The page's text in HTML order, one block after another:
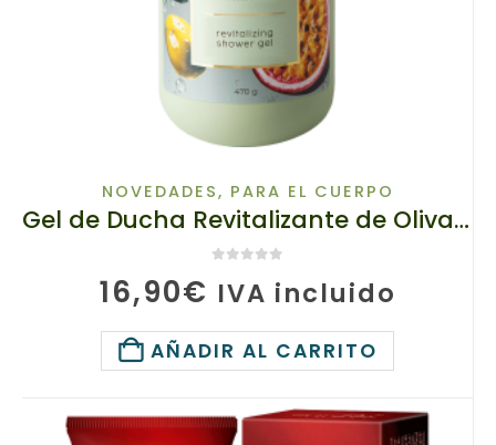
NOVEDADES, PARA EL CUERPO
Gel de Ducha Revitalizante de Oliva y Maracuyá, TianDe 30162-2, 470 g, Cuidado corporal jugoso y regenerador
16,90€ IVA incluido
AÑADIR AL CARRITO